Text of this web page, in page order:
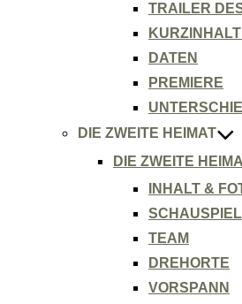
TRAILER
DATEN
PREMIERE
DIE ZWEITE HEIMAT
DIE ZWEITE
INHALT &
TEAM
DREHORTE
VORSPANN